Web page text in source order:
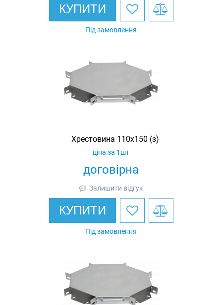
КУПИТИ
Під замовлення
Хрестовина 110х150 (з)
договірна
ціна за 1шт
Залишити відгук
КУПИТИ
Під замовлення